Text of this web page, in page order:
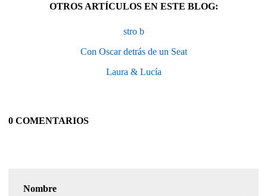
OTROS ARTÍCULOS EN ESTE BLOG:
stro b
Con Oscar detrás de un Seat
Laura & Lucía
0 COMENTARIOS
Nombre